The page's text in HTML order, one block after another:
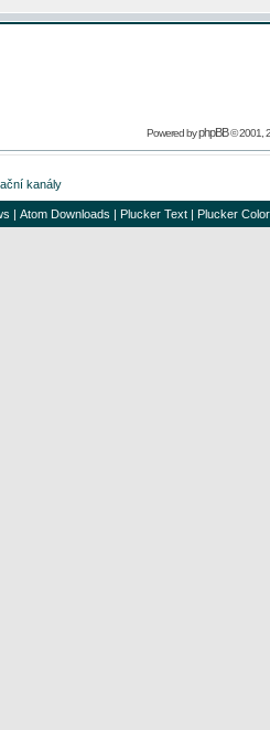
Powered byphpBB© 2001,
kanály
| Atom Downloads | Plucker Text | Plucker Color